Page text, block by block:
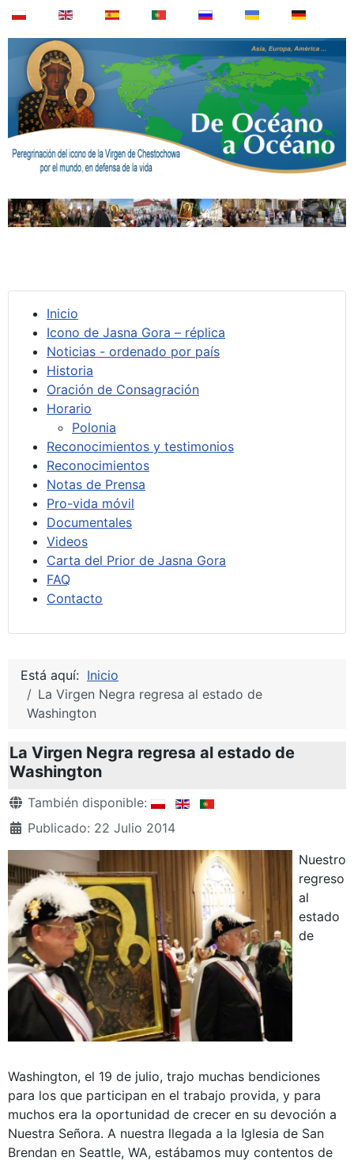
Inicio
Icono de Jasna Gora – réplica
Noticias - ordenado por país
Historia
Oración de Consagración
Horario
Polonia
Reconocimientos y testimonios
Reconocimientos
Notas de Prensa
Pro-vida móvil
Documentales
Videos
Carta del Prior de Jasna Gora
FAQ
Contacto
Está aquí: Inicio
La Virgen Negra regresa al estado de
Washington
La Virgen Negra regresa al estado de
Washington
Detalles
También disponible:
Publicado: 22 Julio 2014
Nuestro
regreso
al
estado
de
Washington, el 19 de julio, trajo muchas bendiciones
para los que participan en el trabajo provida, y para
muchos era la oportunidad de crecer en su devoción a
Nuestra Señora. A nuestra llegada a la Iglesia de San
Brendan en Seattle, WA, estábamos muy contentos de